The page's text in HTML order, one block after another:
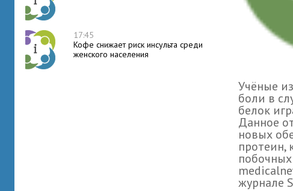
17:45
Кофе снижает риск инсульта среди
женского населения
Учёные
боли в
белок
Данное
новых
протеин,
журнале